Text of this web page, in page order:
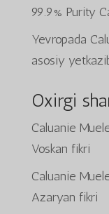
99.9% Purity
Yevropada
asosiy
Oxirgi
Caluanie
Voskan fikri
Caluanie
Azaryan fikri